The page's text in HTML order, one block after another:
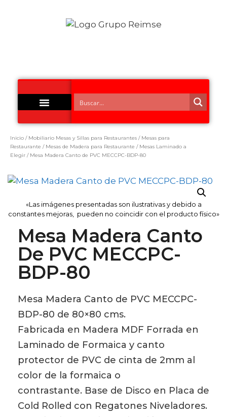
Inicio / Mobiliario Mesas y Sillas para Restaurantes / Mesas para
Restaurante / Mesas de Madera para Restaurante / Mesas Laminado a
Elegir / Mesa Madera Canto de PVC MECCPC-BDP-80
«Las imágenes presentadas son ilustrativas y debido a
constantes mejoras, pueden no coincidir con el producto físico»
Mesa Madera Canto
De PVC MECCPC-
BDP-80
Mesa Madera Canto de PVC MECCPC-
BDP-80 de 80×80 cms.
Fabricada en Madera MDF Forrada en
Laminado de Formaica y canto
protector de PVC de cinta de 2mm al
color de la formaica o
contrastante. Base de Disco en Placa de
Cold Rolled con Regatones Niveladores.